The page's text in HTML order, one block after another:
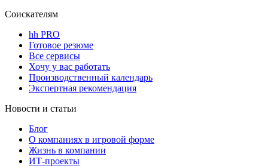
Соискателям
hh PRO
Готовое резюме
Все сервисы
Хочу у вас работать
Производственный календарь
Экспертная рекомендация
Новости и статьи
Блог
О компаниях в игровой форме
Жизнь в компании
ИТ-проекты